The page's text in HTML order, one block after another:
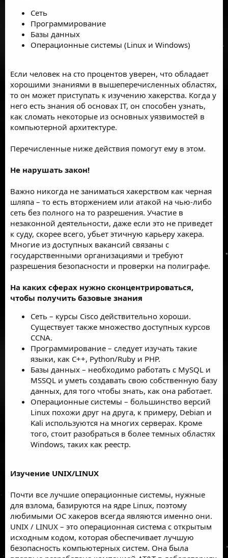
Сеть
Программирование
Базы данных
Операционные системы (Linux и Windows)
Если человек на сто процентов уверен, что обладает
хорошими знаниями в вышеперечисленных областях,
то он может приступать к изучению хакерства. Когда у
него есть знания об основах IТ, он способен узнать,
как сломать некоторые из основных уязвимостей в
компьютерной архитектуре.
Перечисленные ниже действия помогут ему в этом.
Не нарушать закон!
Важно никогда не заниматься хакерством как черная
шляпа – то есть вторжением или атакой на чью-либо
сеть без полного на то разрешения. Участие в
незаконной деятельности, даже если это не приведет
к суду, скорее всего, убьет этичную карьеру хакера.
Многие из доступных вакансий связаны с
государственными организациями и требуют
разрешения безопасности и проверки на полиграфе.
На каких сферах нужно сконцентрироваться,
чтобы получить базовые знания
Сеть – курсы Cisco действительно хороши.
Существует также множество доступных курсов
CCNA.
Программирование – следует изучать такие
языки, как C++, Python/Ruby и PHP.
Базы данных – необходимо работать с MySQL и
MSSQL и уметь создавать свою собственную базу
данных, для того чтобы знать, как она работает.
Операционные системы – большинство версий
Linux похожи друг на друга, к примеру, Debian и
Kali используются на многих серверах. Кроме
того, стоит разобраться в более темных областях
Windows, таких как реестр.
Изучение UNIX/LINUX
Почти все лучшие операционные системы, нужные
для взлома, базируются на ядре Linux, поэтому
любимыми ОС хакеров всегда являются именно они.
UNIX / LINUX – это операционная система с открытым
исходным кодом, которая обеспечивает лучшую
безопасность компьютерных систем. Она была